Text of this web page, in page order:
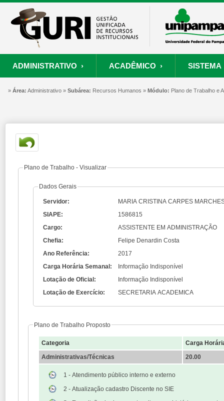
ADMINISTRATIVO ›
ORÇAMENTO E FINANÇAS RECURSOS HUMANOS PROCESSOS
Convênios
Consultar Convênios
ACADÊMICO ›
PROCESSO SELETIVO PROJETOS
Processo Seletivo
Nova Inscrição
Portal do Candidato
Autenticar Documento
SISTEMA
SISTEMA
Painel de Suporte
Resgatar Senha
» Área: Administrativo » Subárea: Recursos Humanos » Módulo: Plano de Trabalho e
Plano de Trabalho - Visualizar
Dados Gerais
Servidor:
MARIA CRISTINA CARPES
SIAPE:
1586815
Cargo:
ASSISTENTE EM ADMINISTRAÇÃO
Chefia:
Felipe Denardin Costa
Ano Referência:
2017
Carga Horária Semanal:
Informação Indisponível
Lotação de Oficial:
Informação Indisponível
Lotação de Exercício:
SECRETARIA ACADEMICA
Plano de Trabalho Proposto
Categoria
Carga
Administrativas/Técnicas
20.00
1 - Atendimento público interno e externo
2 - Atualização cadastro Discente no SIE